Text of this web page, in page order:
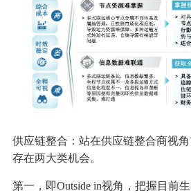
供应链整合：站在供应链整合商视
存在两大类机会。
第一，即Outside in视角，把握目前